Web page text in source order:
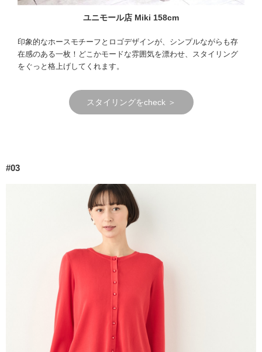
ユニモール店 Miki 158cm
印象的なホースモチーフとロゴデザインが、シンプルながらも存
在感のある一枚！どこかモードな雰囲気を漂わせ、スタイリング
をぐっと格上げしてくれます。
スタイリングをcheck ＞
#03